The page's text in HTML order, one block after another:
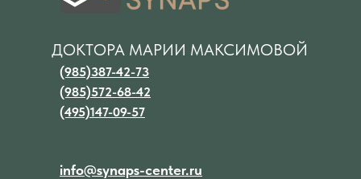
(985)387-42-73
(985)572-68-42
info@synaps-center.ru
ДОКТОРА МАРИИ МАКСИМОВОЙ
(495)147-09-57